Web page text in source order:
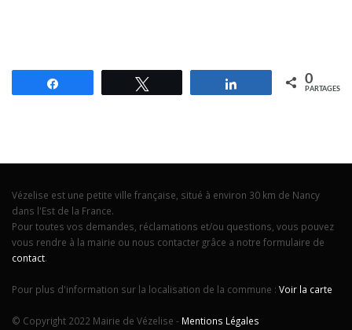
Partagez 0
PARTAGES
Vézelise est une petite ville française, situé à environ 30 km de Nancy
dans l'Est de la France.
Pour toutes vos demandes, réclamations et/ou questions, vous pouvez
vous rendre à la mairie ou nous contacter grâce a notre formulaire de
contact.
Pour plus d'information sur la localisation de la commune : Voir la carte
© Copyright 2022 Mairie de Vézelise - Mentions Légales